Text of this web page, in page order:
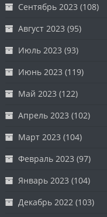
Сентябрь 2023 (108)
Август 2023 (95)
Июль 2023 (93)
Июнь 2023 (119)
Май 2023 (122)
Апрель 2023 (102)
Март 2023 (104)
Февраль 2023 (97)
Январь 2023 (104)
Декабрь 2022 (103)